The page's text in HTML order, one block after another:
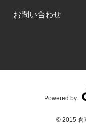
お問い合わせ
© 2015 倉
Powered by